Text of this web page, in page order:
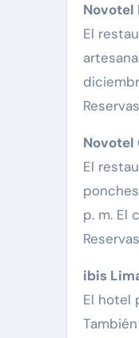
Novotel
El
Novotel
El
p. m. El
ibis
El hotel